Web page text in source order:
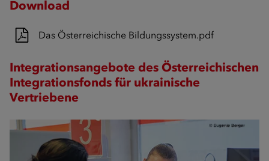
Download
Das Österreichische Bildungssystem.pdf
Integrationsangebote des Österreichischen
Integrationsfonds für ukrainische
Vertriebene